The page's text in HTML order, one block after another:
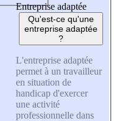
Entreprise adaptée
Qu'est-ce qu'une
entreprise adaptée
?
L'entreprise adaptée
permet à un travailleur
en situation de
handicap d'exercer
une activité
professionnelle dans